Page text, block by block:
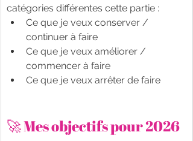
catégories différentes cette partie :
Ce que je veux conserver /
continuer à faire
Ce que je veux améliorer /
commencer à faire
Ce que je veux arrêter de faire
🚀 Mes objectifs pour 2026